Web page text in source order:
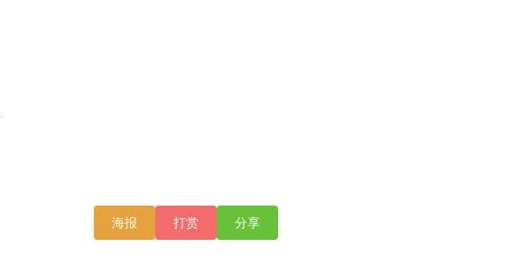
海报 打赏 分享